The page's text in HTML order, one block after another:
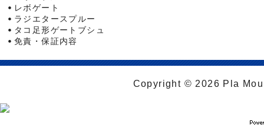
レボゲート
ラジエタースプルー
タコ足形ゲートブシュ
免責・保証内容
Copyright © 2026 Pla